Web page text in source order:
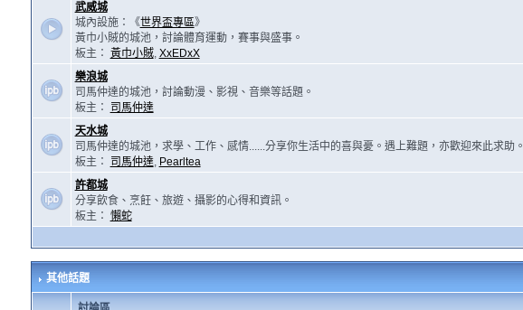
武威城
城內設施：《世界盃專區》
黃巾小賊的城池，討論體育運動，賽事與盛事。
板主： 黃巾小賊, XxEDxX
樂浪城
司馬仲達的城池，討論動漫、影視、音樂等話題。
板主：
司馬仲達
天水城
司馬仲達的城池，求學、工作、感情......分享你生活中的喜與憂。遇上難題，亦歡迎來此求助。
板主：
司馬仲達, Pearltea
許都城
分享飲食、烹飪、旅遊、攝影的心得和資訊。
板主： 懶蛇
其他話題